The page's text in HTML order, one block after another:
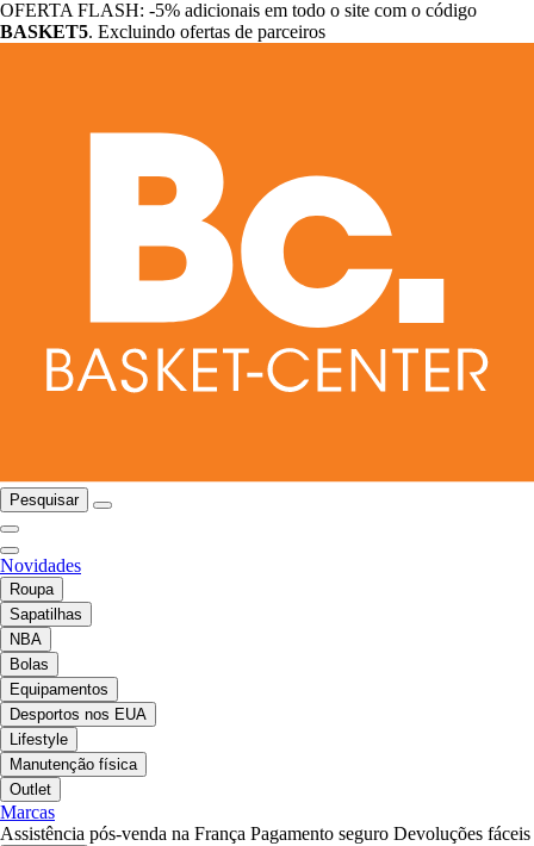
OFERTA FLASH: -5% adicionais em todo o site com o código
BASKET5. Excluindo ofertas de parceiros
Pesquisar
Novidades
Roupa
Sapatilhas
NBA
Bolas
Equipamentos
Desportos nos EUA
Lifestyle
Manutenção física
Outlet
Marcas
Assistência pós-venda na França Pagamento seguro Devoluções fáceis